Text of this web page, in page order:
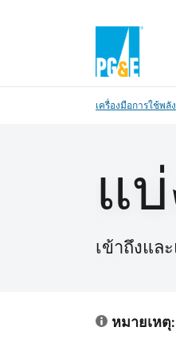
เครื่องมือการใช้พลั
แ
เข้าถึงแล
หมายเหตุ: